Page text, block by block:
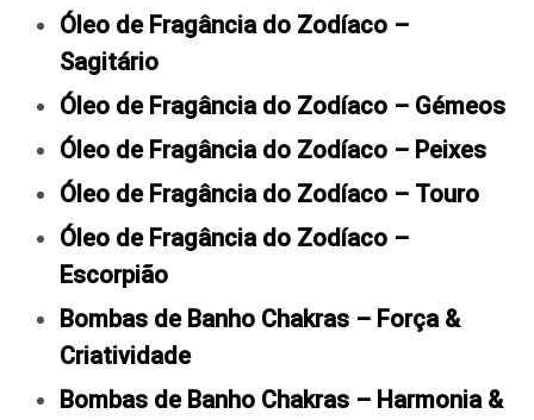
Óleo de Fragância do Zodíaco –
Sagitário
Óleo de Fragância do Zodíaco – Gémeos
Óleo de Fragância do Zodíaco – Peixes
Óleo de Fragância do Zodíaco – Touro
Óleo de Fragância do Zodíaco –
Escorpião
Bombas de Banho Chakras – Força &
Criatividade
Bombas de Banho Chakras – Harmonia &